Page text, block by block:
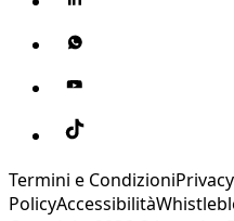
Termini e Condizioni
PolicyAccessibilità